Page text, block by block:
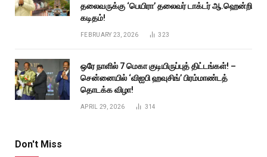
தலைவருக்கு ‘பெயிரா’ தலைவர் டாக்டர் ஆ.ஹென்றி
கடிதம்!
FEBRUARY 23, 2026 323
ஒரே நாளில் 7 மெகா குடியிருப்புத் திட்டங்கள்! –
சென்னையில் ‘விஐபி ஹவுசிங்’ பிரம்மாண்டத்
தொடக்க விழா!
APRIL 29, 2026 314
Don't Miss